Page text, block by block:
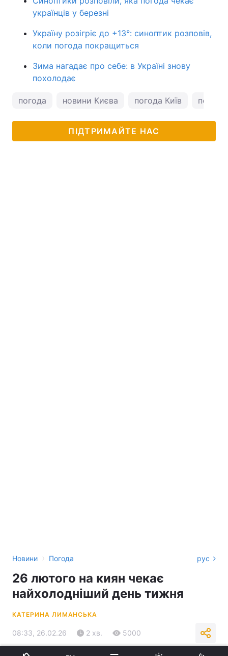
українців у березні
Україну розігріє до +13°: синоптик розповів,
коли погода покращиться
Зима нагадає про себе: в Україні знову
похолодає
погода новини Києва погода Київ погода
ПІДТРИМАЙТЕ НАС
Новини › Погода рус
26 лютого на киян чекає
найхолодніший день тижня
КАТЕРИНА ЛИМАНСЬКА
08:33, 26.02.26 2 хв. 5000